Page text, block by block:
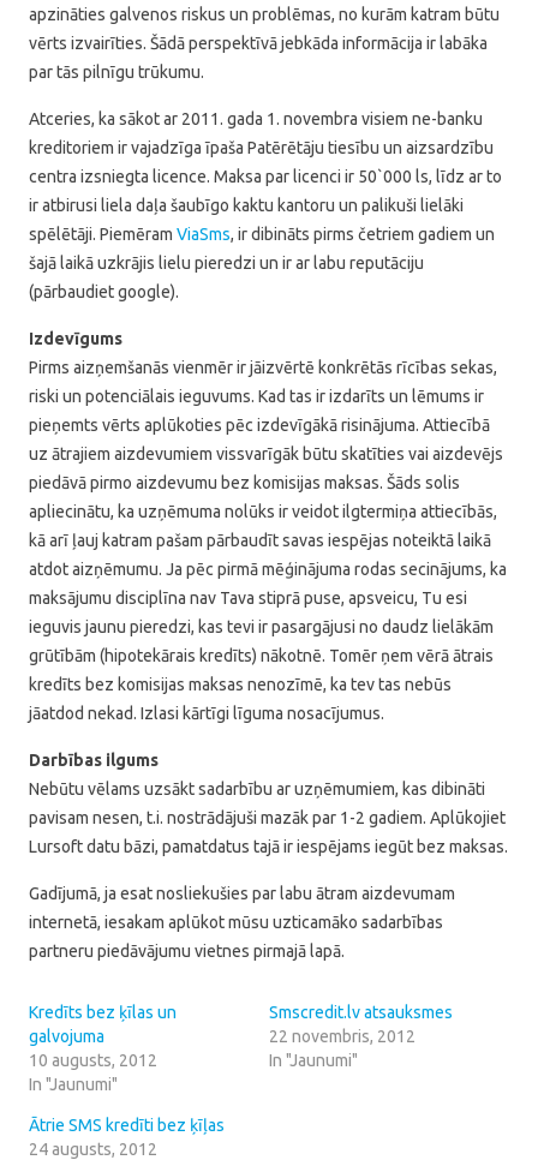
apzināties galvenos riskus un problēmas, no kurām katram būtu
vērts izvairīties. Šādā perspektīvā jebkāda informācija ir labāka
par tās pilnīgu trūkumu.
Atceries, ka sākot ar 2011. gada 1. novembra visiem ne-banku
kreditoriem ir vajadzīga īpaša Patērētāju tiesību un aizsardzību
centra izsniegta licence. Maksa par licenci ir 50`000 ls, līdz ar to
ir atbirusi liela daļa šaubīgo kaktu kantoru un palikuši lielāki
spēlētāji. Piemēram ViaSms, ir dibināts pirms četriem gadiem un
šajā laikā uzkrājis lielu pieredzi un ir ar labu reputāciju
(pārbaudiet google).
Izdevīgums
Pirms aizņemšanās vienmēr ir jāizvērtē konkrētās rīcības sekas,
riski un potenciālais ieguvums. Kad tas ir izdarīts un lēmums ir
pieņemts vērts aplūkoties pēc izdevīgākā risinājuma. Attiecībā
uz ātrajiem aizdevumiem vissvarīgāk būtu skatīties vai aizdevējs
piedāvā pirmo aizdevumu bez komisijas maksas. Šāds solis
apliecinātu, ka uzņēmuma nolūks ir veidot ilgtermiņa attiecībās,
kā arī ļauj katram pašam pārbaudīt savas iespējas noteiktā laikā
atdot aizņēmumu. Ja pēc pirmā mēģinājuma rodas secinājums, ka
maksājumu disciplīna nav Tava stiprā puse, apsveicu, Tu esi
ieguvis jaunu pieredzi, kas tevi ir pasargājusi no daudz lielākām
grūtībām (hipotekārais kredīts) nākotnē. Tomēr ņem vērā ātrais
kredīts bez komisijas maksas nenozīmē, ka tev tas nebūs
jāatdod nekad. Izlasi kārtīgi līguma nosacījumus.
Darbības ilgums
Nebūtu vēlams uzsākt sadarbību ar uzņēmumiem, kas dibināti
pavisam nesen, t.i. nostrādājuši mazāk par 1-2 gadiem. Aplūkojiet
Lursoft datu bāzi, pamatdatus tajā ir iespējams iegūt bez maksas.
Gadījumā, ja esat nosliekušies par labu ātram aizdevumam
internetā, iesakam aplūkot mūsu uzticamāko sadarbības
partneru piedāvājumu vietnes pirmajā lapā.
Kredīts bez ķīlas un
galvojuma
10 augusts, 2012
In "Jaunumi"
Smscredit.lv atsauksmes
22 novembris, 2012
In "Jaunumi"
Ātrie SMS kredīti bez ķīļas
24 augusts, 2012